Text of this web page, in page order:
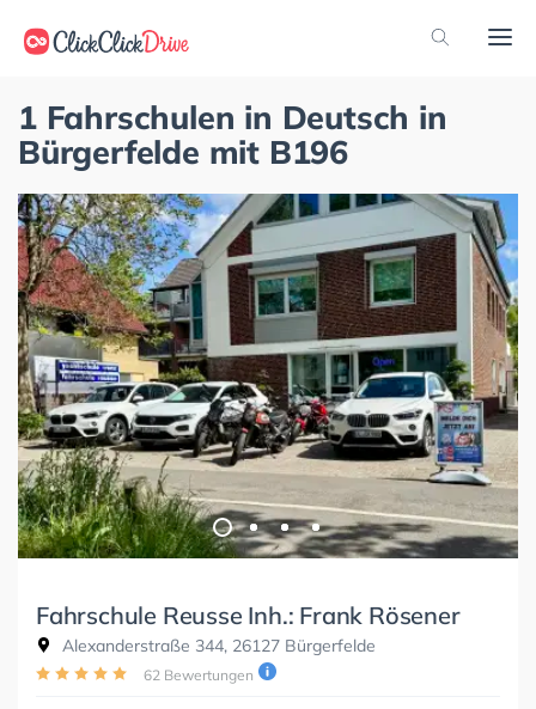
1 Fahrschulen in Deutsch in
Bürgerfelde mit B196
Fahrschule Reusse Inh.: Frank Rösener
Alexanderstraße 344, 26127 Bürgerfelde
62 Bewertungen